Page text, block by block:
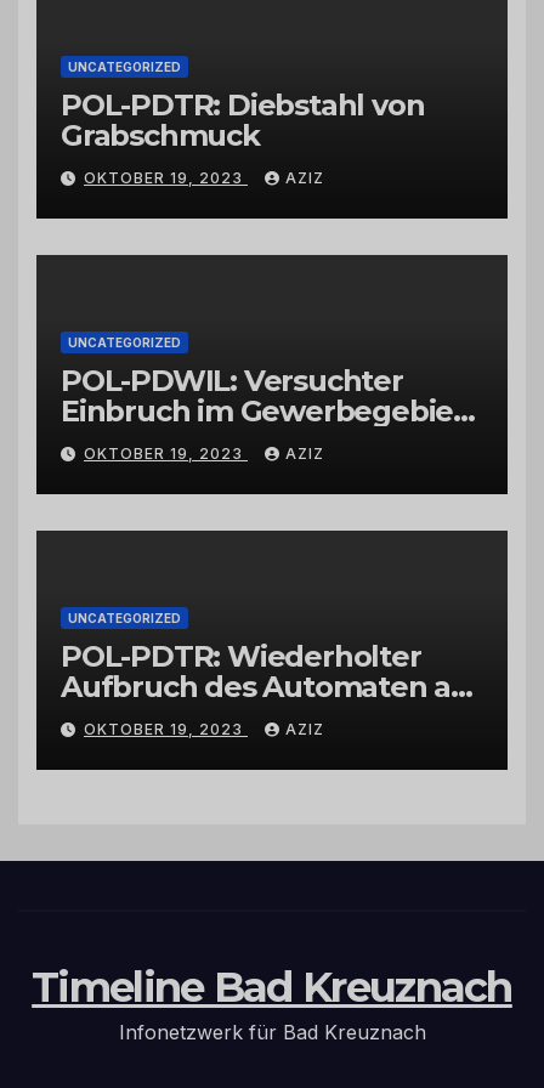
UNCATEGORIZED
POL-PDTR: Diebstahl von
Grabschmuck
OKTOBER 19, 2023 AZIZ
UNCATEGORIZED
POL-PDWIL: Versuchter
Einbruch im Gewerbegebiet
Wittlich
OKTOBER 19, 2023 AZIZ
UNCATEGORIZED
POL-PDTR: Wiederholter
Aufbruch des Automaten am
Wohnmobilstellplatz in
Hermeskeil am Labachweg
OKTOBER 19, 2023 AZIZ
Timeline Bad Kreuznach
Infonetzwerk für Bad Kreuznach